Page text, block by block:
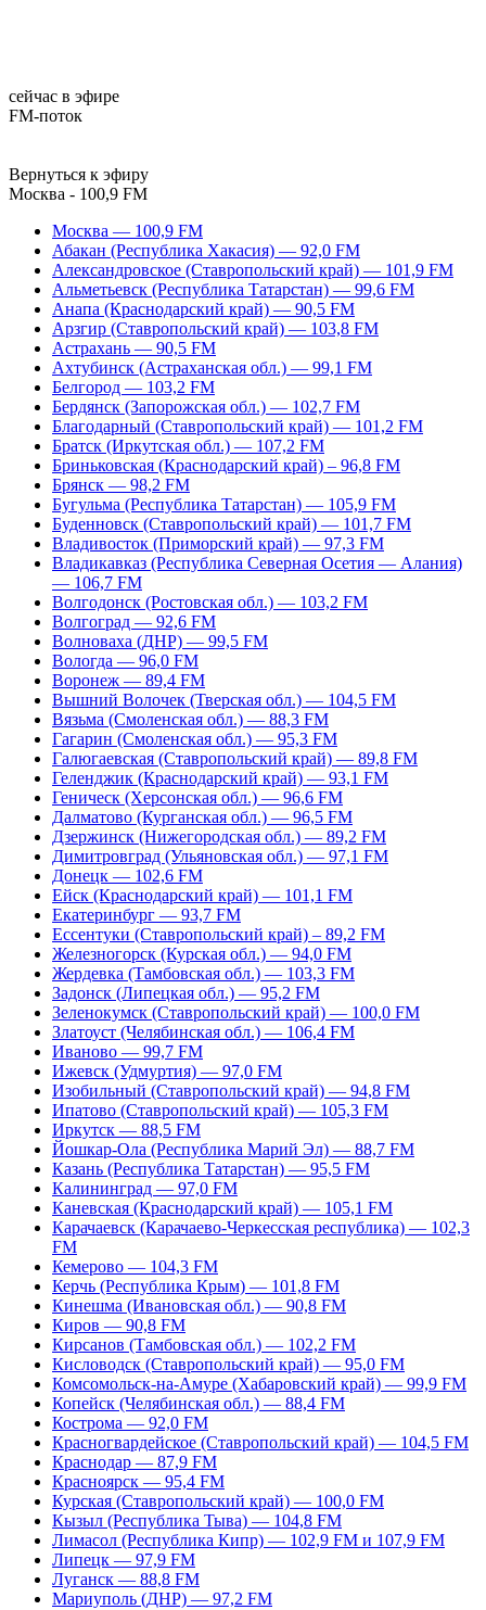
сейчас в эфире
FM-поток
Вернуться к эфиру
Москва - 100,9 FM
Москва — 100,9 FM
Абакан (Республика Хакасия) — 92,0 FM
Александровское (Ставропольский край) — 101,9 FM
Альметьевск (Республика Татарстан) — 99,6 FM
Анапа (Краснодарский край) — 90,5 FM
Арзгир (Ставропольский край) — 103,8 FM
Астрахань — 90,5 FM
Ахтубинск (Астраханская обл.) — 99,1 FM
Белгород — 103,2 FM
Бердянск (Запорожская обл.) — 102,7 FM
Благодарный (Ставропольский край) — 101,2 FM
Братск (Иркутская обл.) — 107,2 FM
Бриньковская (Краснодарский край) – 96,8 FM
Брянск — 98,2 FM
Бугульма (Республика Татарстан) — 105,9 FM
Буденновск (Ставропольский край) — 101,7 FM
Владивосток (Приморский край) — 97,3 FM
Владикавказ (Республика Северная Осетия — Алания)
— 106,7 FM
Волгодонск (Ростовская обл.) — 103,2 FM
Волгоград — 92,6 FM
Волноваха (ДНР) — 99,5 FM
Вологда — 96,0 FM
Воронеж — 89,4 FM
Вышний Волочек (Тверская обл.) — 104,5 FM
Вязьма (Смоленская обл.) — 88,3 FM
Гагарин (Смоленская обл.) — 95,3 FM
Галюгаевская (Ставропольский край) — 89,8 FM
Геленджик (Краснодарский край) — 93,1 FM
Геническ (Херсонская обл.) — 96,6 FM
Далматово (Курганская обл.) — 96,5 FM
Дзержинск (Нижегородская обл.) — 89,2 FM
Димитровград (Ульяновская обл.) — 97,1 FM
Донецк — 102,6 FM
Ейск (Краснодарский край) — 101,1 FM
Екатеринбург — 93,7 FM
Ессентуки (Ставропольский край) – 89,2 FM
Железногорск (Курская обл.) — 94,0 FM
Жердевка (Тамбовская обл.) — 103,3 FM
Задонск (Липецкая обл.) — 95,2 FM
Зеленокумск (Ставропольский край) — 100,0 FM
Златоуст (Челябинская обл.) — 106,4 FM
Иваново — 99,7 FM
Ижевск (Удмуртия) — 97,0 FM
Изобильный (Ставропольский край) — 94,8 FM
Ипатово (Ставропольский край) — 105,3 FM
Иркутск — 88,5 FM
Йошкар-Ола (Республика Марий Эл) — 88,7 FM
Казань (Республика Татарстан) — 95,5 FM
Калининград — 97,0 FM
Каневская (Краснодарский край) — 105,1 FM
Карачаевск (Карачаево-Черкесская республика) — 102,3
FM
Кемерово — 104,3 FM
Керчь (Республика Крым) — 101,8 FM
Кинешма (Ивановская обл.) — 90,8 FM
Киров — 90,8 FM
Кирсанов (Тамбовская обл.) — 102,2 FM
Кисловодск (Ставропольский край) — 95,0 FM
Комсомольск-на-Амуре (Хабаровский край) — 99,9 FM
Копейск (Челябинская обл.) — 88,4 FM
Кострома — 92,0 FM
Красногвардейское (Ставропольский край) — 104,5 FM
Краснодар — 87,9 FM
Красноярск — 95,4 FM
Курская (Ставропольский край) — 100,0 FM
Кызыл (Республика Тыва) — 104,8 FM
Лимасол (Республика Кипр) — 102,9 FM и 107,9 FM
Липецк — 97,9 FM
Луганск — 88,8 FM
Мариуполь (ДНР) — 97,2 FM